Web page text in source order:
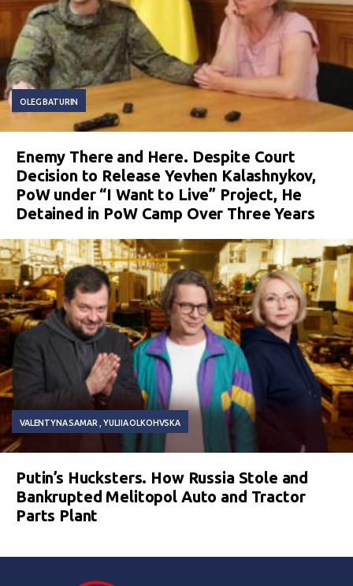
OLEG BATURIN
Enemy There and Here. Despite Court
Decision to Release Yevhen Kalashnykov,
PoW under “I Want to Live” Project, He
Detained in PoW Camp Over Three Years
VALENTYNA SAMAR YULIIA OLKOHVSKA
Putin’s Hucksters. How Russia Stole and
Bankrupted Melitopol Auto and Tractor
Parts Plant